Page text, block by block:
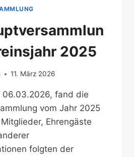
2025
11. März 2026
06.03.2026, fand die
vom Jahr 2025
Ehrengäste
folgten der